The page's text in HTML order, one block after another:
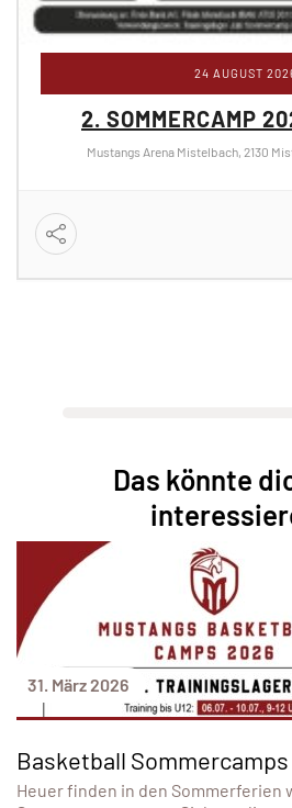
24 AUGUST
2. SOMMERCAMP
Mustangs Arena Mistelbach, 2130
Das könnte
31. März 2026
Basketball
Heuer finden in den